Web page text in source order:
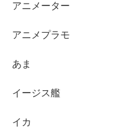
アニメーター
アニメプラモ
あま
イージス艦
イカ